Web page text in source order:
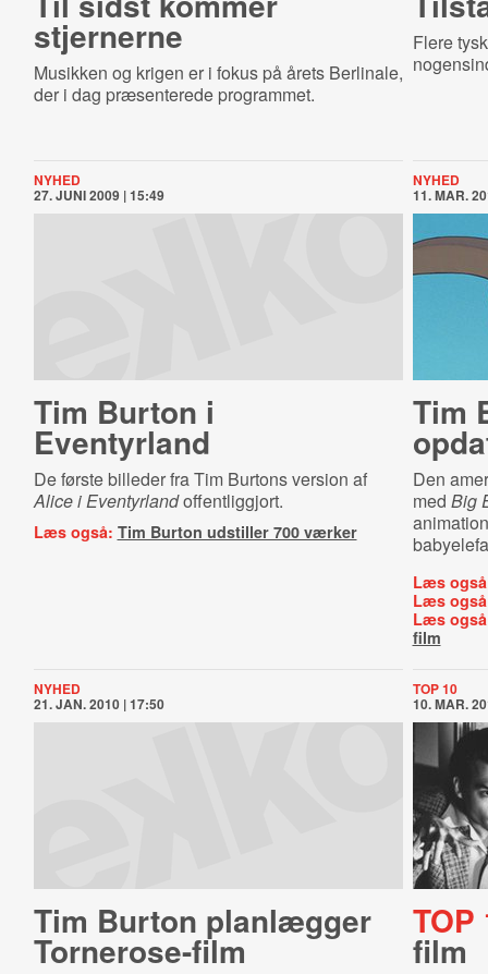
stjernerne
Musikken og krigen er i fokus på årets Berlinale,
der i dag præsenterede programmet.
Flere
NYHED
27. JUNI 2009 | 15:49
Tim Burton i
Eventyrland
De første billeder fra Tim Burtons version af
Alice i Eventyrlandoffentliggjort.
Læs også: Tim Burton udstiller 700 værker
NYHED
11. MAR.
Tim
Den
med Big
Læs
Læs
Læs
film
NYHED
21. JAN. 2010 | 17:50
Tim Burton planlægger
Tornerose-film
TOP 10
10. MAR.
TOP
film